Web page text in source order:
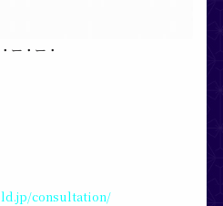
ー・ー・
consultation/